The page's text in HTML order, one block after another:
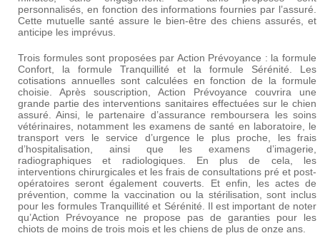
personnalisés, en fonction des informations fournies par l’assuré.
Cette mutuelle santé assure le bien-être des chiens assurés, et
anticipe les imprévus.
Trois formules sont proposées par Action Prévoyance : la formule
Confort, la formule Tranquillité et la formule Sérénité. Les
cotisations annuelles sont calculées en fonction de la formule
choisie. Après souscription, Action Prévoyance couvrira une
grande partie des interventions sanitaires effectuées sur le chien
assuré. Ainsi, le partenaire d’assurance remboursera les soins
vétérinaires, notamment les examens de santé en laboratoire, le
transport vers le service d’urgence le plus proche, les frais
d’hospitalisation, ainsi que les examens d’imagerie,
radiographiques et radiologiques. En plus de cela, les
interventions chirurgicales et les frais de consultations pré et post-
opératoires seront également couverts. Et enfin, les actes de
prévention, comme la vaccination ou la stérilisation, sont inclus
pour les formules Tranquillité et Sérénité. Il est important de noter
qu’Action Prévoyance ne propose pas de garanties pour les
chiots de moins de trois mois et les chiens de plus de onze ans.